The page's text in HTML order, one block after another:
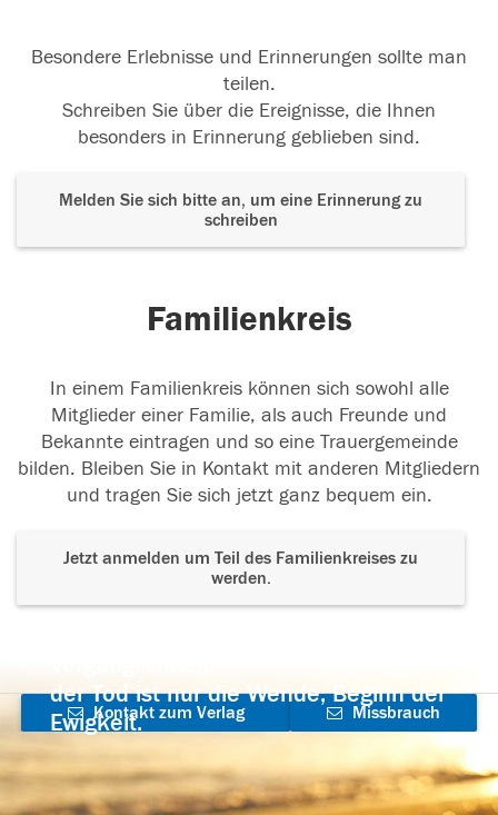
Besondere Erlebnisse und Erinnerungen sollte man
teilen.
Schreiben Sie über die Ereignisse, die Ihnen
besonders in Erinnerung geblieben sind.
Melden Sie sich bitte an, um eine Erinnerung zu
schreiben
Familienkreis
In einem Familienkreis können sich sowohl alle
Mitglieder einer Familie, als auch Freunde und
Bekannte eintragen und so eine Trauergemeinde
bilden. Bleiben Sie in Kontakt mit anderen Mitgliedern
und tragen Sie sich jetzt ganz bequem ein.
Jetzt anmelden um Teil des Familienkreises zu
werden.
der Tod ist nur die Wende, Beginn der
Ewigkeit.
Kontakt zum Verlag
aufnehmen
Missbrauch